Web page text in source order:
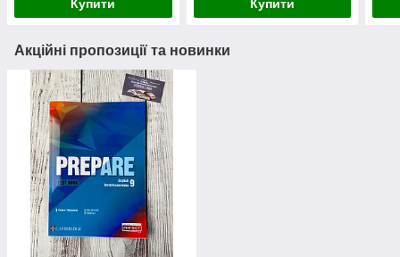
Купити Купити
Акційні пропозиції та новинки